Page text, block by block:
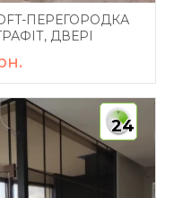
ПЕРЕГОРОДКА
ДВЕРІ
24